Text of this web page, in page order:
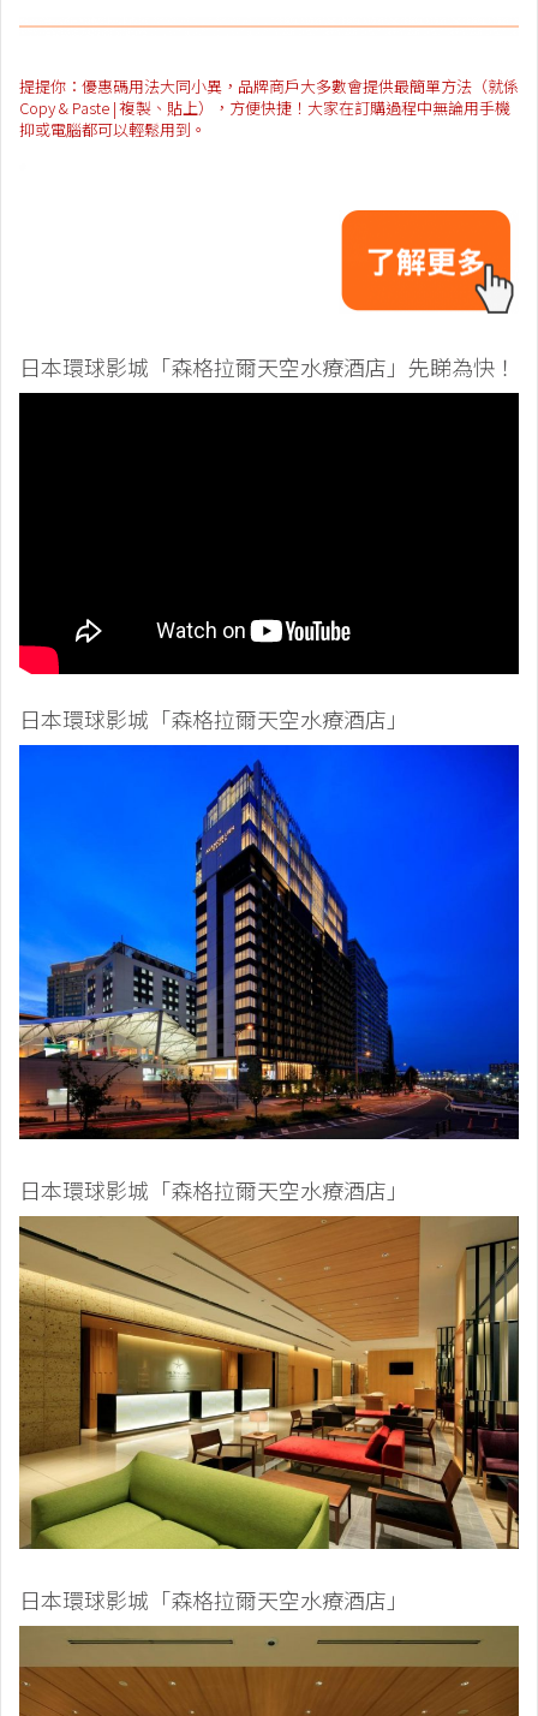
提提你：優惠碼用法大同小異，品牌商戶大多數會提供最簡單方法（就係
Copy & Paste | 複製、貼上），方便快捷！大家在訂購過程中無論用手機
抑或電腦都可以輕鬆用到。
日本環球影城「森格拉爾天空水療酒店」先睇為快！
日本環球影城「森格拉爾天空水療酒店」
日本環球影城「森格拉爾天空水療酒店」
日本環球影城「森格拉爾天空水療酒店」